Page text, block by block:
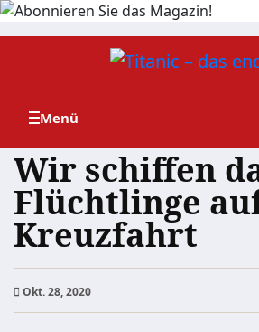
Zum
Wir schiffen
Flüchtlinge
Kreuzfahrt
Okt. 28, 2020